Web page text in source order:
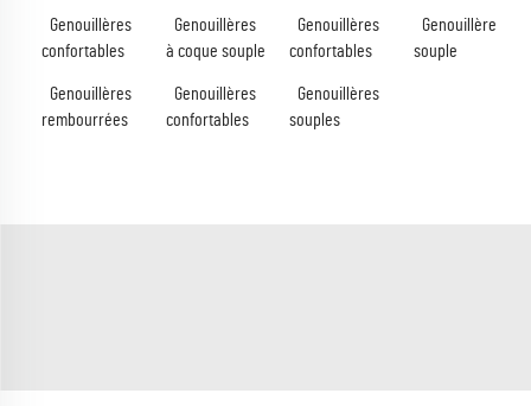
Genouillères
confortables
Genouillères
à coque souple
Genouillères
confortables
Genouillère
souple
Genouillères
rembourrées
Genouillères
confortables
Genouillères
souples